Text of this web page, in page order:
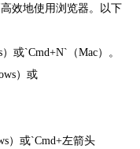
效地使用浏览器。以下
或`Cmd+N`（Mac）。
）或
）或`Cmd+左箭头